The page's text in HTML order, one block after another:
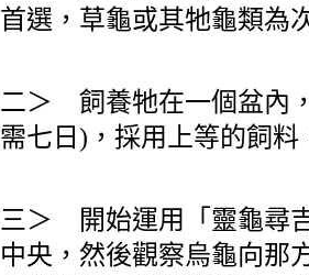
首選，草龜或其牠龜類為
二＞ 飼養牠在一個盆內
需七日)，採用上等的飼料
三＞ 開始運用「靈龜尋
中央，然後觀察烏龜向那